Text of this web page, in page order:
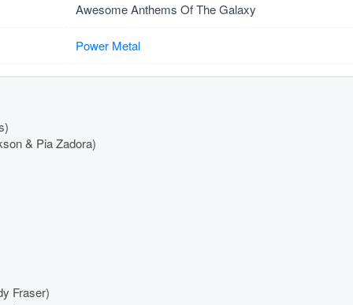
Awesome Anthems Of The Galaxy
Power Metal
& Pia Zadora)
Fraser)